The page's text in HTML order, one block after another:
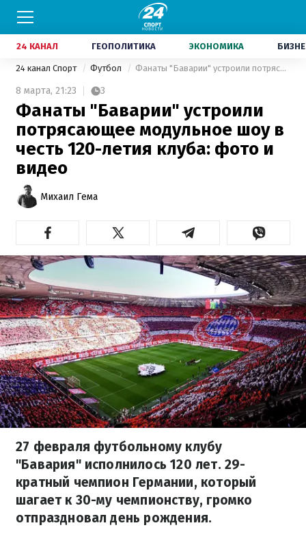
24 КАНАЛ ГЕОПОЛИТИКА ЭКОНОМИКА
24 канал Спорт Футбол Фанаты "Баварии" устроили потрясающее модульное шоу в честь 120-летия клуба: фото и видео
8 марта, 21:23 3
Фанаты "Баварии" устроили
потрясающее модульное шоу в
честь 120-летия клуба: фото и
видео
Михаил Гема
27 февраля футбольному клубу
"Бавария" исполнилось 120 лет. 29-
кратный чемпион Германии, который
шагает к 30-му чемпионству, громко
отпраздновал день рождения.